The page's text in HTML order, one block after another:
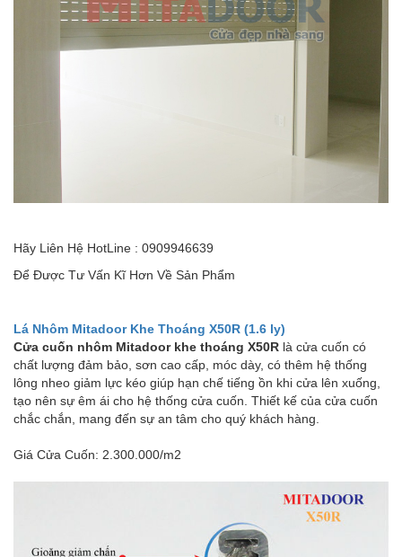
Hãy Liên Hệ HotLine : 0909946639
Để Được Tư Vấn Kĩ Hơn Về Sản Phẩm
Lá Nhôm Mitadoor Khe Thoáng X50R (1.6 ly)
Cửa cuốn nhôm Mitadoor khe thoáng X50R là cửa cuốn có
chất lượng đảm bảo, sơn cao cấp, móc dày, có thêm hệ thống
lông nheo giảm lực kéo giúp hạn chế tiếng ồn khi cửa lên xuống,
tạo nên sự êm ái cho hệ thống cửa cuốn. Thiết kế của cửa cuốn
chắc chắn, mang đến sự an tâm cho quý khách hàng.
Giá Cửa Cuốn: 2.300.000/m2